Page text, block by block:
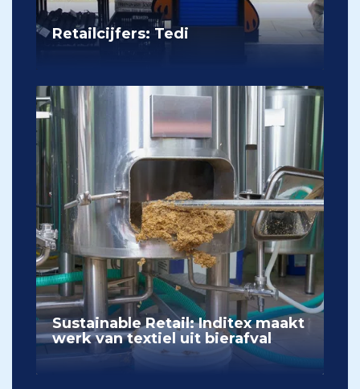
Retailcijfers: Tedi
Sustainable Retail: Inditex maakt
werk van textiel uit bierafval